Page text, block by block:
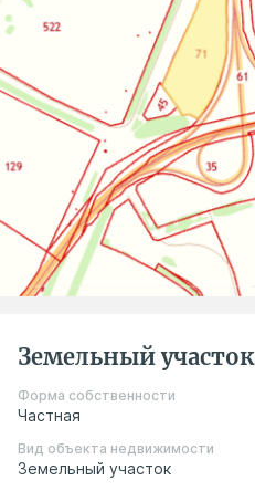
Земельный участок
Форма собственности
Частная
Вид объекта недвижимости
Земельный участок